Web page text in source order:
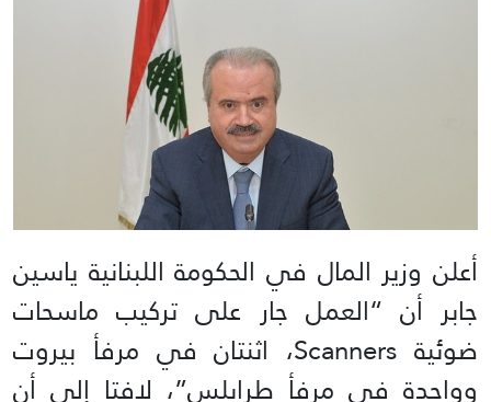
أعلن وزير المال في الحكومة اللبنانية ياسين
جابر أن “العمل جار على تركيب ماسحات
ضوئية Scanners، اثنتان في مرفأ بيروت
وواحدة في مرفأ طرابلس”، لافتا إلى أن